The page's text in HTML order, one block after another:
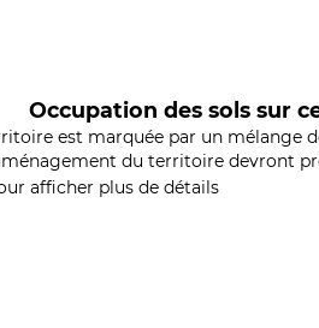
Occupation des sols sur
est marquée par un mélange
du territoire devront
afficher plus de détails